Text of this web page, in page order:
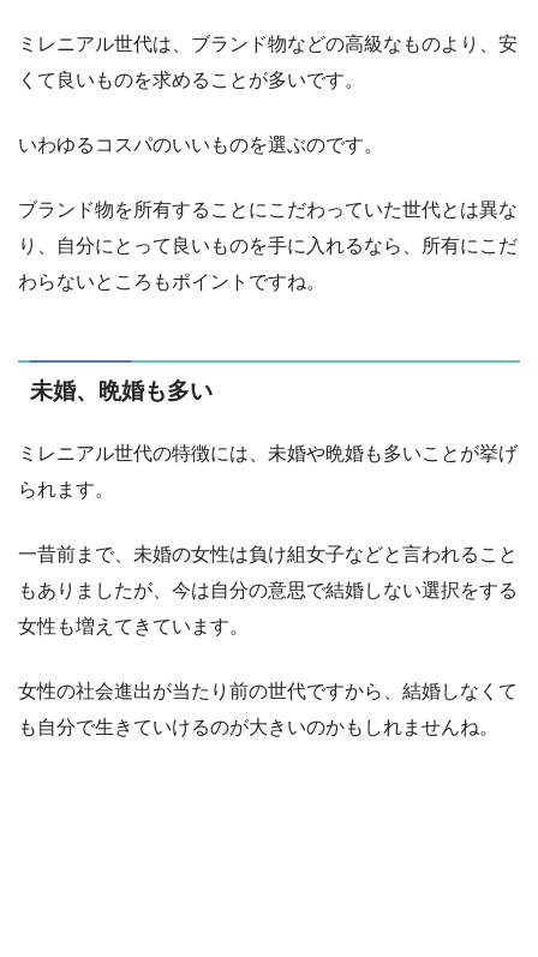
ミレニアル世代は、ブランド物などの高級なものより、安
くて良いものを求めることが多いです。
いわゆるコスパのいいものを選ぶのです。
ブランド物を所有することにこだわっていた世代とは異な
り、自分にとって良いものを手に入れるなら、所有にこだ
わらないところもポイントですね。
未婚、晩婚も多い
ミレニアル世代の特徴には、未婚や晩婚も多いことが挙げ
られます。
一昔前まで、未婚の女性は負け組女子などと言われること
もありましたが、今は自分の意思で結婚しない選択をする
女性も増えてきています。
女性の社会進出が当たり前の世代ですから、結婚しなくて
も自分で生きていけるのが大きいのかもしれませんね。